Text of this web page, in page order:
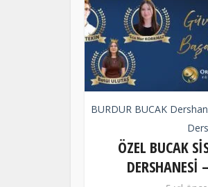
BURDUR BUCAK
ÖZEL BUCAK
DERSHANESİ